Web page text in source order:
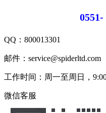
0551-
QQ： 800013301
邮件：service@spiderltd.com
工作时间：周一至周日，
微信客服